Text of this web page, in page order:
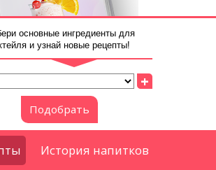
основные ингредиенты для
и узнай новые рецепты!
+
Подобрать
История напитков